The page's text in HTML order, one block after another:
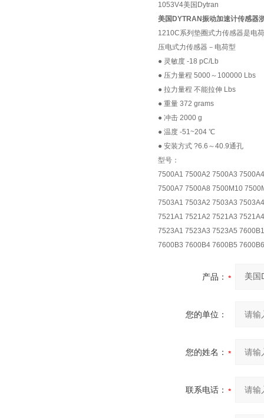
1053V4美国Dytran
美国DYTRAN振动加速计传感器
1210C系列垫圈式力传感器是电
压电式力传感器－电荷型
● 灵敏度 -18 pC/Lb
● 压力量程 5000～100000 Lbs
● 拉力量程 不能拉伸 Lbs
● 重量 372 grams
● 冲击 2000 g
● 温度 -51~204 ℃
● 安装方式 ?6.6～40.9通孔
型号：
7500A1 7500A2 7500A3
7500A7 7500A8 7500M10
7503A1 7503A2 7503A3
7521A1 7521A2 7521A3
7523A1 7523A3 7523A5
7600B3 7600B4 7600B5 7600B6
产品：
您的单位：
您的姓名：
联系电话：